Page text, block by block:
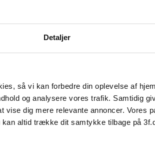
Detaljer
så vi kan forbedre din oplevelse af
og analysere vores trafik. Samtidig
vise dig mere relevante annoncer. Vores
kan altid trække dit samtykke tilbage på
gør for at støtte dem.
kæmpet for og vundet. Og om hvordan vi
er en vigtig brik i at skabe bæredygtig
skaffe sig reel og lovlig indflydelse på